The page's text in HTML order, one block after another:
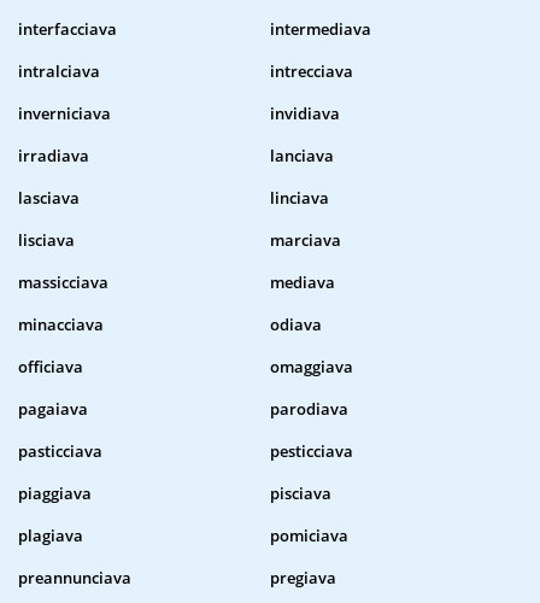
interfacciava
intermediava
intralciava
intrecciava
inverniciava
invidiava
irradiava
lanciava
lasciava
linciava
lisciava
marciava
massicciava
mediava
minacciava
odiava
officiava
omaggiava
pagaiava
parodiava
pasticciava
pesticciava
piaggiava
pisciava
plagiava
pomiciava
preannunciava
pregiava